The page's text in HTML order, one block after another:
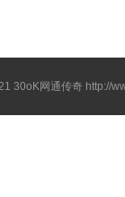
30oK网通传奇 http://